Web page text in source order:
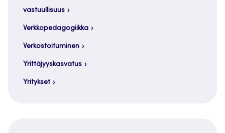
vastuullisuus
Verkkopedagogiikka
Verkostoituminen
Yrittäjyyskasvatus
Yritykset